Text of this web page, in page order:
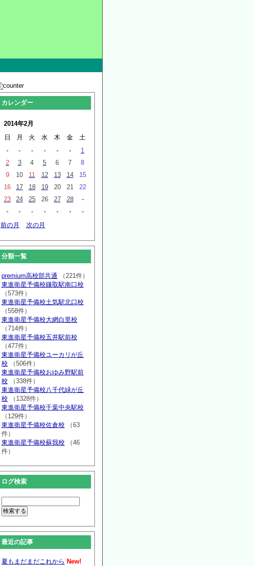
カレンダー
2014年2月
日
月 火 水 木 金
土
-
- - - - -
1
2
3 4 5 6 7
8
9
10 11 12 13 14
15
16
17 18 19 20 21
22
23
24 25 26 27 28
-
-
- - - - -
-
前の月
次の月
分類一覧
premium高校部共通 （221件）
東進衛星予備校鎌取駅南口校
（573件）
東進衛星予備校土気駅北口校
（558件）
東進衛星予備校大網白里校
（714件）
東進衛星予備校五井駅前校
（477件）
東進衛星予備校ユーカリが丘
校 （506件）
東進衛星予備校おゆみ野駅前
校 （338件）
東進衛星予備校八千代緑が丘
校 （1328件）
東進衛星予備校千葉中央駅校
（129件）
東進衛星予備校佐倉校 （63
件）
東進衛星予備校蘇我校 （46
件）
ログ検索
最近の記事
夏もまだまだこれから New!